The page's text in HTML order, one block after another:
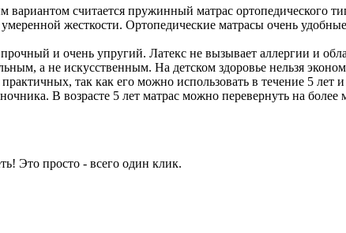
считается пружинный матрас ортопедического
жесткости. Ортопедические матрасы очень
и очень упругий. Латекс не вызывает аллергии и
а не искусственным. На детском здоровье нельзя
так как его можно использовать в течение 5 лет
В возрасте 5 лет матрас можно перевернуть на более
Это просто - всего один клик.